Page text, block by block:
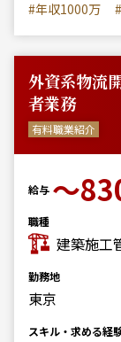
#年収1000万
外資系物流
者業務
有料職業紹介
給与 〜
職種
建築施工
勤務地
東京
スキル・求める経